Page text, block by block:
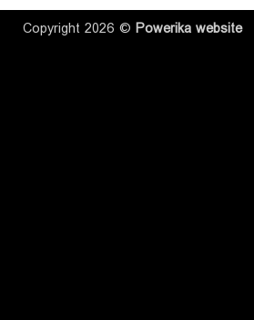
Copyright 2026 © Powerikawebsite